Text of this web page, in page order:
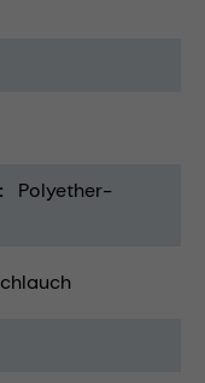
Polyether-